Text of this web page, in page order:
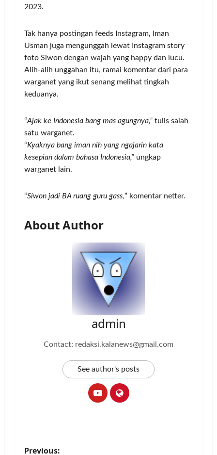
2023.
Tak hanya postingan feeds Instagram, Iman
Usman juga mengunggah lewat Instagram story
foto Siwon dengan wajah yang happy dan lucu.
Alih-alih unggahan itu, ramai komentar dari para
warganet yang ikut senang melihat tingkah
keduanya.
“Ajak ke Indonesia bang mas agungnya,” tulis salah
satu warganet.
“Kyaknya bang iman nih yang ngajarin kata
kesepian dalam bahasa Indonesia,” ungkap
warganet lain.
“Siwon jadi BA ruang guru gass,” komentar netter.
About Author
admin
Contact: redaksi.kalanews@gmail.com
See author's posts
Previous: